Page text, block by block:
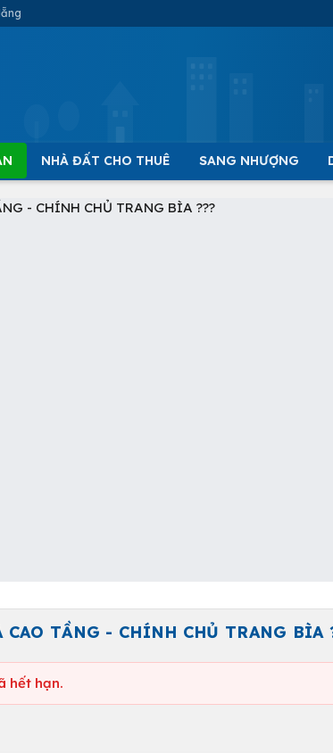
NHÀ ĐẤT CHO THUÊ SANG NHƯỢNG
TẦNG - CHÍNH CHỦ TRANG BÌA
hết hạn.